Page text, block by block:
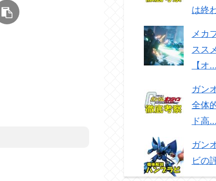
は終
メカ
スス
【オ...
ガン
全体
ド高...
ガン
ビの